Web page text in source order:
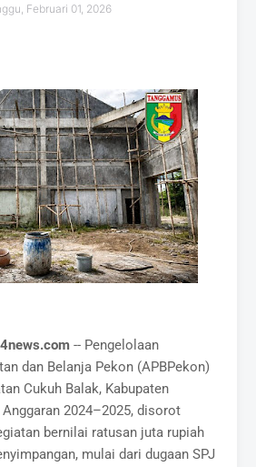
Februari 01, 2026
-- Pengelolaan
dan Belanja Pekon (APBPekon)
Cukuh Balak, Kabupaten
Anggaran 2024–2025, disorot
bernilai ratusan juta rupiah
mulai dari dugaan SPJ